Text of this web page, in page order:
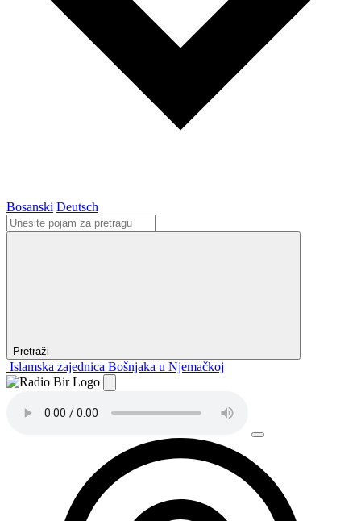
Bosanski Deutsch
Pretraži
Islamska zajednica Bošnjaka u Njemačkoj